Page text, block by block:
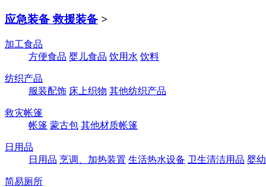
应急装备 救援装备 >
加工食品
方便食品 婴儿食品 饮用水 饮料
纺织产品
服装配饰 床上织物 其他纺织产品
救灾帐篷
帐篷 蒙古包 其他材质帐篷
日用品
日用品 烹调、加热装置 生活热水设备 卫生清洁用品 婴
简易厕所